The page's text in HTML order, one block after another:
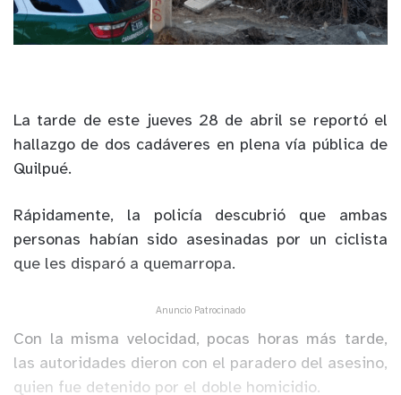
La tarde de este jueves 28 de abril se reportó el
hallazgo de dos cadáveres en plena vía pública de
Quilpué.
Rápidamente, la policía descubrió que ambas
personas habían sido asesinadas por un ciclista
que les disparó a quemarropa.
Anuncio Patrocinado
Con la misma velocidad, pocas horas más tarde,
las autoridades dieron con el paradero del asesino,
quien fue detenido por el doble homicidio.